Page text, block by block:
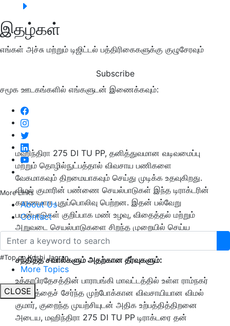
இதழ்கள்
எங்கள் அச்சு மற்றும் டிஜிட்டல் பத்திரிகைகளுக்கு குழுசேரவும்
Subscribe
சமூக ஊடகங்களில் எங்களுடன் இணைக்கவும்:
More Links
About Us
Contact
#Top on Krishi Jagran
More Topics
CLOSE
மஹிந்திரா 275 DI TU PP, தனித்துவமான வடிவமைப்பு
மற்றும் தொழில்நுட்பத்தால் விவசாய பணிகளை
வேகமாகவும் திறமையாகவும் செய்து முடிக்க உதவுகிறது.
விமல் குமாரின் பண்ணை செயல்பாடுகள் இந்த டிராக்டரின்
காரணமாக புதுப்பொலிவு பெற்றன. இதன் பல்வேறு
பயன்பாடுகள் குறிப்பாக மண் உழவு, விதைத்தல் மற்றும்
அறுவடை செயல்பாடுகளை சிறந்த முறையில் செய்ய
உதவின.
சந்தித்த சவால்களும் அதற்கான தீர்வுகளும்:
உத்தரபிரதேசத்தின் பாராபங்கி மாவட்டத்தில் உள்ள ராம்நகர்
கிராமத்தைச் சேர்ந்த முற்போக்கான விவசாயியான விமல்
குமார், குறைந்த முயற்சியுடன் அதிக உற்பத்தித்திறனை
அடைய, மஹிந்திரா 275 DI TU PP டிராக்டரை தன்